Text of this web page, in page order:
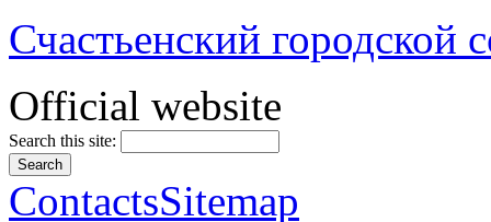
Счастьенский городской
Official website
Search this site:
ContactsSitemap